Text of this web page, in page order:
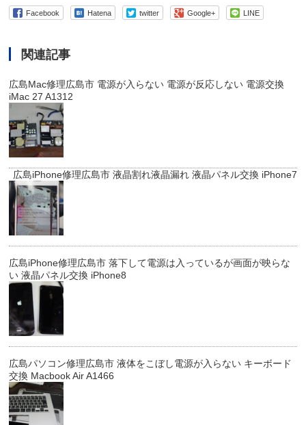
Facebook Hatena twitter Google+ LINE
関連記事
広島Mac修理広島市 電源が入らない 電源が反応しない 電源交換
iMac 27 A1312
広島iPhone修理広島市 液晶割れ液晶漏れ 液晶パネル交換 iPhone7
広島iPhone修理広島市 落下して電源は入っているが画面が映らな
い 液晶パネル交換 iPhone8
広島パソコン修理広島市 液体をこぼし電源が入らない キーボード
交換 Macbook Air A1466